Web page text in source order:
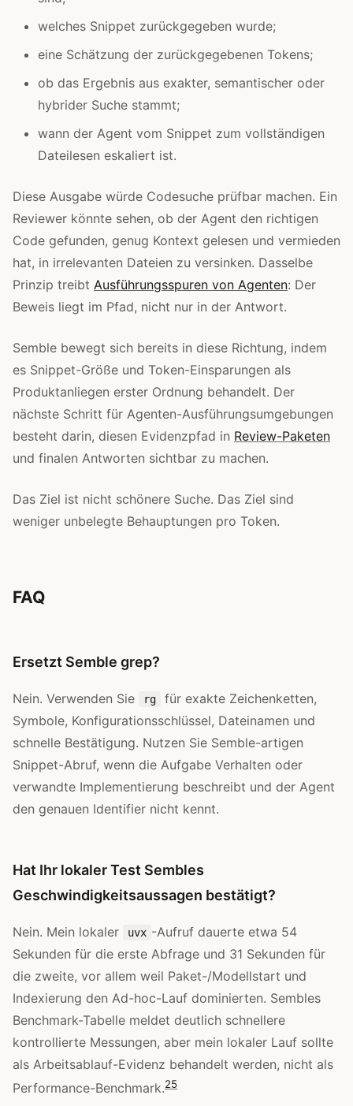
welches Snippet zurückgegeben wurde;
eine Schätzung der zurückgegebenen Tokens;
ob das Ergebnis aus exakter, semantischer oder
hybrider Suche stammt;
wann der Agent vom Snippet zum vollständigen
Dateilesen eskaliert ist.
Diese Ausgabe würde Codesuche prüfbar machen. Ein
Reviewer könnte sehen, ob der Agent den richtigen
Code gefunden, genug Kontext gelesen und vermieden
hat, in irrelevanten Dateien zu versinken. Dasselbe
Prinzip treibt Ausführungsspuren von Agenten: Der
Beweis liegt im Pfad, nicht nur in der Antwort.
Semble bewegt sich bereits in diese Richtung, indem
es Snippet-Größe und Token-Einsparungen als
Produktanliegen erster Ordnung behandelt. Der
nächste Schritt für Agenten-Ausführungsumgebungen
besteht darin, diesen Evidenzpfad in Review-Paketen
und finalen Antworten sichtbar zu machen.
Das Ziel ist nicht schönere Suche. Das Ziel sind
weniger unbelegte Behauptungen pro Token.
FAQ
Ersetzt Semble grep?
Nein. Verwenden Sie rg
für exakte Zeichenketten,
Symbole, Konfigurationsschlüssel, Dateinamen und
schnelle Bestätigung. Nutzen Sie Semble-artigen
Snippet-Abruf, wenn die Aufgabe Verhalten oder
verwandte Implementierung beschreibt und der Agent
den genauen Identifier nicht kennt.
Hat Ihr lokaler Test Sembles
Geschwindigkeitsaussagen bestätigt?
Nein. Mein lokaler uvx -Aufruf dauerte etwa 54
Sekunden für die erste Abfrage und 31 Sekunden für
die zweite, vor allem weil Paket-/Modellstart und
Indexierung den Ad-hoc-Lauf dominierten. Sembles
Benchmark-Tabelle meldet deutlich schnellere
kontrollierte Messungen, aber mein lokaler Lauf sollte
als Arbeitsablauf-Evidenz behandelt werden, nicht als
Performance-Benchmark.25